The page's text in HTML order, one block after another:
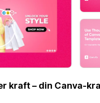
kraft – din Canva-